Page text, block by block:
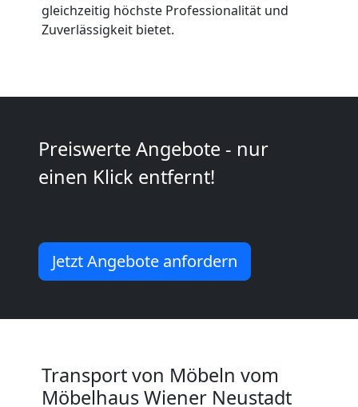
gleichzeitig höchste Professionalität und
Zuverlässigkeit bietet.
Preiswerte Angebote - nur
einen Klick entfernt!
Jetzt Angebote anfordern
Transport von Möbeln vom
Möbelhaus Wiener Neustadt
und
Neustadt
Service-
Neustadt